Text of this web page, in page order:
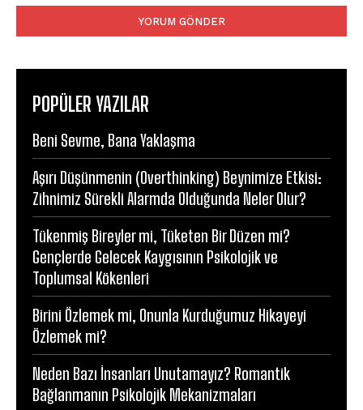
POPÜLER YAZILAR
Beni Sevme, Bana Yaklaşma
Aşırı Düşünmenin (Overthinking) Beynimize Etkisi:
Zihnimiz Sürekli Alarmda Olduğunda Neler Olur?
Tükenmiş Bireyler mi, Tüketen Bir Düzen mi?
Gençlerde Gelecek Kaygısının Psikolojik ve
Toplumsal Kökenleri
Birini Özlemek mi, Onunla Kurduğumuz Hikayeyi
Özlemek mi?
Neden Bazı İnsanları Unutamayız? Romantik
Bağlanmanın Psikolojik Mekanizmaları